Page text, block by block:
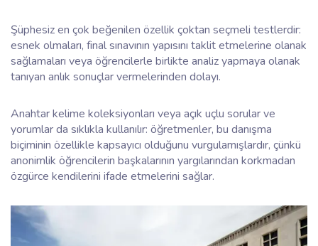
Şüphesiz en çok beğenilen özellik çoktan seçmeli testlerdir:
esnek olmaları, final sınavının yapısını taklit etmelerine olanak
sağlamaları veya öğrencilerle birlikte analiz yapmaya olanak
tanıyan anlık sonuçlar vermelerinden dolayı.
Anahtar kelime koleksiyonları veya açık uçlu sorular ve
yorumlar da sıklıkla kullanılır: öğretmenler, bu danışma
biçiminin özellikle kapsayıcı olduğunu vurgulamışlardır, çünkü
anonimlik öğrencilerin başkalarının yargılarından korkmadan
özgürce kendilerini ifade etmelerini sağlar.